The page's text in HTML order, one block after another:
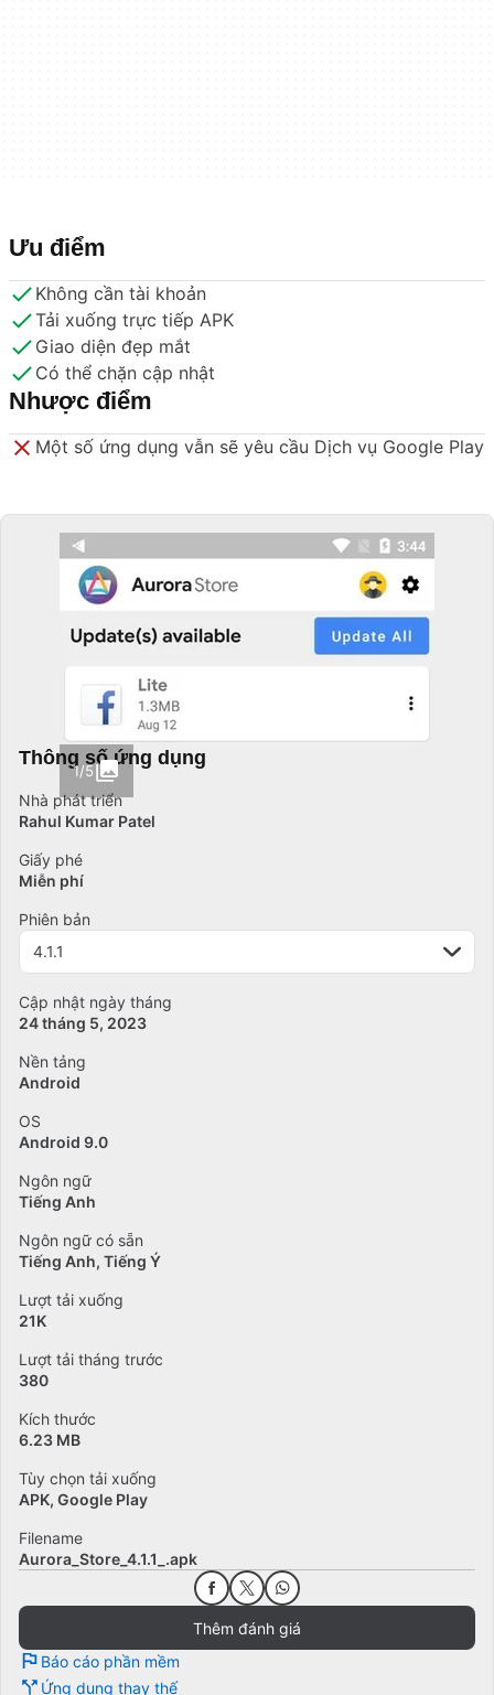
Ưu điểm
Không cần tài khoản
Tải xuống trực tiếp APK
Giao diện đẹp mắt
Có thể chặn cập nhật
Nhược điểm
Một số ứng dụng vẫn sẽ yêu cầu Dịch vụ Google Play
1/5
Thông số ứng dụng
Nhà phát triển
Rahul Kumar Patel
Giấy phé
Miễn phí
Phiên bản
4.1.1
Cập nhật ngày tháng
24 tháng 5, 2023
Nền tảng
Android
OS
Android 9.0
Ngôn ngữ
Tiếng Anh
Ngôn ngữ có sẵn
Tiếng Anh Tiếng Ý
Lượt tải xuống
21K
Lượt tải tháng trước
380
Kích thước
6.23 MB
Tùy chọn tải xuống
APK, Google Play
Filename
Aurora_Store_4.1.1_.apk
Thêm đánh giá
Báo cáo phần mềm
Ứng dụng thay thế